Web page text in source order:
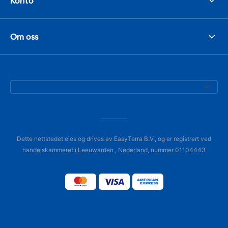
Om oss
Dette nettstedet eies og drives av EasyTerra B.V., og er registrert ved
handelskammeret i Leeuwarden , Nederland, nummer 01104443